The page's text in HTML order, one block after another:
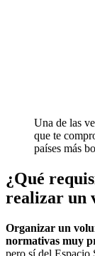
Una de las
que te
países más
¿Qué
realizar un
Organizar un
normativas muy
pero sí del Espacio